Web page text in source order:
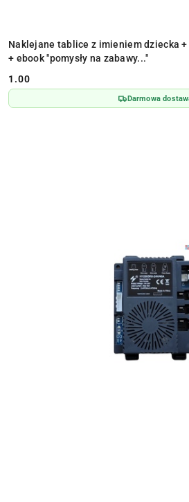
Naklejane tablice z imieniem dziecka
+ ebook "pomysły na zabawy..."
Cena:
1.00
Darmowa